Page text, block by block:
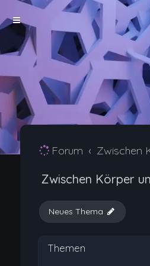
Forum Zwischen
Zwischen Körper
Neues Thema
Themen